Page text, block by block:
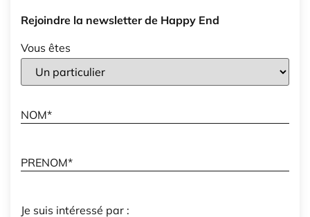
Rejoindre la newsletter de Happy End
Vous êtes
Je suis intéressé par :